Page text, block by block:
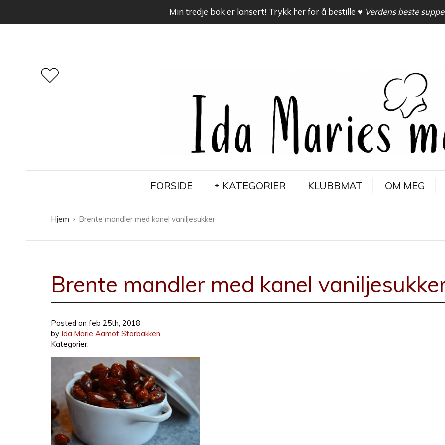
FORSIDE KATEGORIER KLUBBMAT OM MEG
Hjem Brente mandler med kanel vaniljesukker
Brente mandler med kanel
Posted on feb 25th, 2018
by Ida Marie Aamot Storbakken
Kategorier:
Min tredje bok er lansert! Trykk her for å bestille ♥ Verdens beste